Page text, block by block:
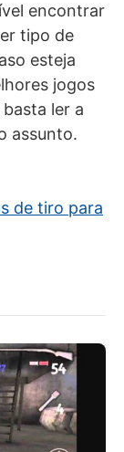
encontrar
tipo de
esteja
jogos
ler a
assunto.
de tiro para